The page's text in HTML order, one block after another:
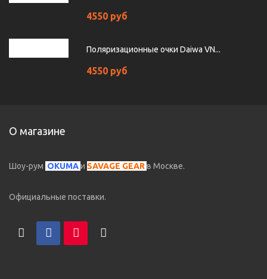
4550 руб
Поляризационные очки Daiwa VN...
4550 руб
О магазине
Шоу-рум OKUMAи SAVAGE GEAR в Москве.
Официальные поставки.